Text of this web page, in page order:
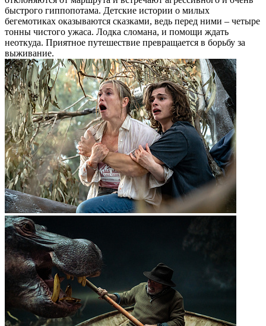
быстрого гиппопотама. Детские истории о милых
бегемотиках оказываются сказками, ведь перед ними – четыре
тонны чистого ужаса. Лодка сломана, и помощи ждать
неоткуда. Приятное путешествие превращается в борьбу за
выживание.